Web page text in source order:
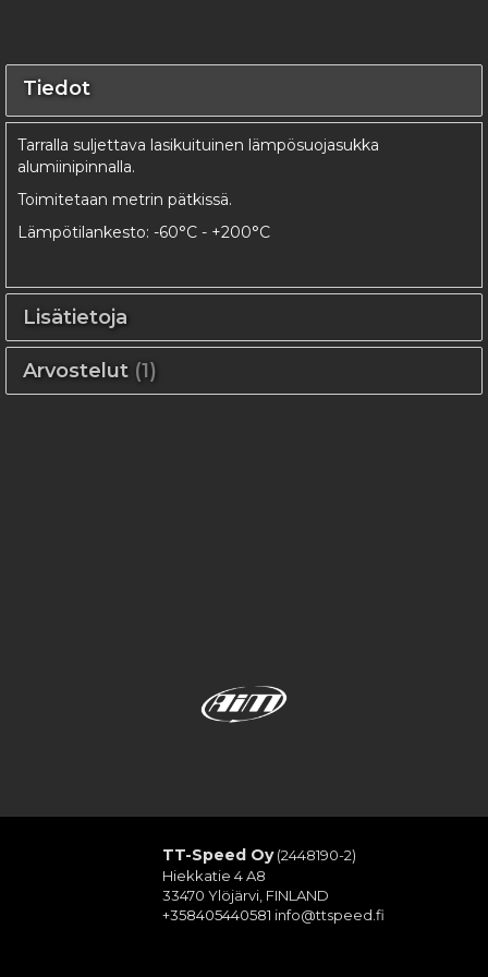
Tiedot
Tarralla suljettava lasikuituinen lämpösuojasukka
alumiinipinnalla.
Toimitetaan metrin pätkissä.
Lämpötilankesto: -60°C - +200°C
Lisätietoja
Arvostelut 1
TT-Speed Oy(2448190-2)
Hiekkatie 4 A8
33470 Ylöjärvi, FINLAND
+358405440581 info@ttspeed.fi